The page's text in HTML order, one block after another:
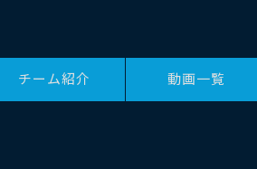
チーム紹介 動画一覧